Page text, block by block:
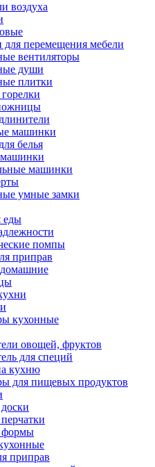
воздуха
для перемещения мебели
вентиляторы
души
плитки
машинки
белья
машинки
умные замки
еды
помпы
приправ
кухонные
овощей, фруктов
для специй
кухню
для пищевых продуктов
формы
приправ